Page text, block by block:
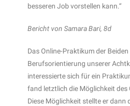
besseren Job vorstellen kann.“
Bericht von Samara Bari, 8d
Das Online-Praktikum der
Berufsorientierung unserer
interessierte sich für ein
fand letztlich die Möglichkeit des
Diese Möglichkeit stellte er dann